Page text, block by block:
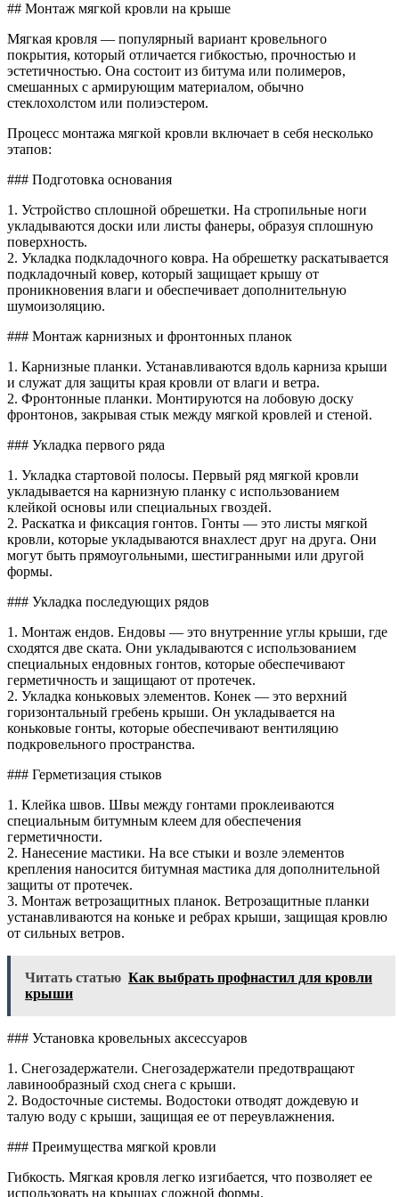
## Монтаж мягкой кровли на крыше
Мягкая кровля — популярный вариант кровельного
покрытия, который отличается гибкостью, прочностью и
эстетичностью. Она состоит из битума или полимеров,
смешанных с армирующим материалом, обычно
стеклохолстом или полиэстером.
Процесс монтажа мягкой кровли включает в себя несколько
этапов:
### Подготовка основания
1. Устройство сплошной обрешетки. На стропильные ноги
укладываются доски или листы фанеры, образуя сплошную
поверхность.
2. Укладка подкладочного ковра. На обрешетку раскатывается
подкладочный ковер, который защищает крышу от
проникновения влаги и обеспечивает дополнительную
шумоизоляцию.
### Монтаж карнизных и фронтонных планок
1. Карнизные планки. Устанавливаются вдоль карниза крыши
и служат для защиты края кровли от влаги и ветра.
2. Фронтонные планки. Монтируются на лобовую доску
фронтонов, закрывая стык между мягкой кровлей и стеной.
### Укладка первого ряда
1. Укладка стартовой полосы. Первый ряд мягкой кровли
укладывается на карнизную планку с использованием
клейкой основы или специальных гвоздей.
2. Раскатка и фиксация гонтов. Гонты — это листы мягкой
кровли, которые укладываются внахлест друг на друга. Они
могут быть прямоугольными, шестигранными или другой
формы.
### Укладка последующих рядов
1. Монтаж ендов. Ендовы — это внутренние углы крыши, где
сходятся две ската. Они укладываются с использованием
специальных ендовных гонтов, которые обеспечивают
герметичность и защищают от протечек.
2. Укладка коньковых элементов. Конек — это верхний
горизонтальный гребень крыши. Он укладывается на
коньковые гонты, которые обеспечивают вентиляцию
подкровельного пространства.
### Герметизация стыков
1. Клейка швов. Швы между гонтами проклеиваются
специальным битумным клеем для обеспечения
герметичности.
2. Нанесение мастики. На все стыки и возле элементов
крепления наносится битумная мастика для дополнительной
защиты от протечек.
3. Монтаж ветрозащитных планок. Ветрозащитные планки
устанавливаются на коньке и ребрах крыши, защищая кровлю
от сильных ветров.
Читать статью Как выбрать профнастил для кровли
крыши
### Установка кровельных аксессуаров
1. Снегозадержатели. Снегозадержатели предотвращают
лавинообразный сход снега с крыши.
2. Водосточные системы. Водостоки отводят дождевую и
талую воду с крыши, защищая ее от переувлажнения.
### Преимущества мягкой кровли
Гибкость. Мягкая кровля легко изгибается, что позволяет ее
использовать на крышах сложной формы.